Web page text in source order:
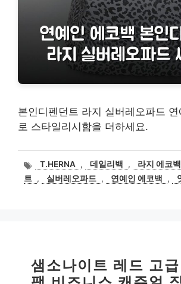
본인디펜던트 라지 실버레오파드
로 스타일리시함을 더하세요.
태T.HERNA , 데일리백 , 라지 에코백
트 , 실버레오파드 , 연예인 에코백 ,
샘소나이트 레드 고